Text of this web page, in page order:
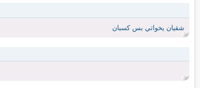
شقيان يخواتي بس كسبان